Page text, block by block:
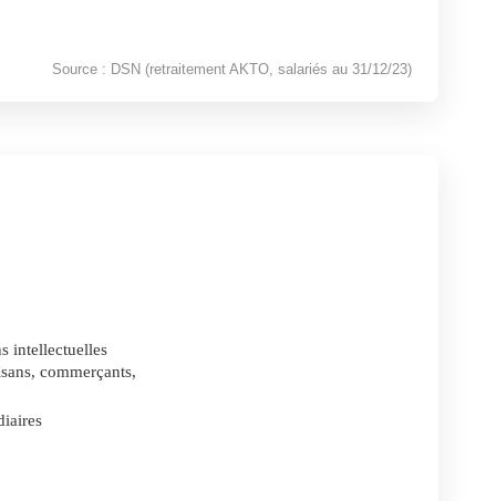
Source : DSN (retraitement AKTO, salariés au 31/12/23)
intellectuelles
commerçants,